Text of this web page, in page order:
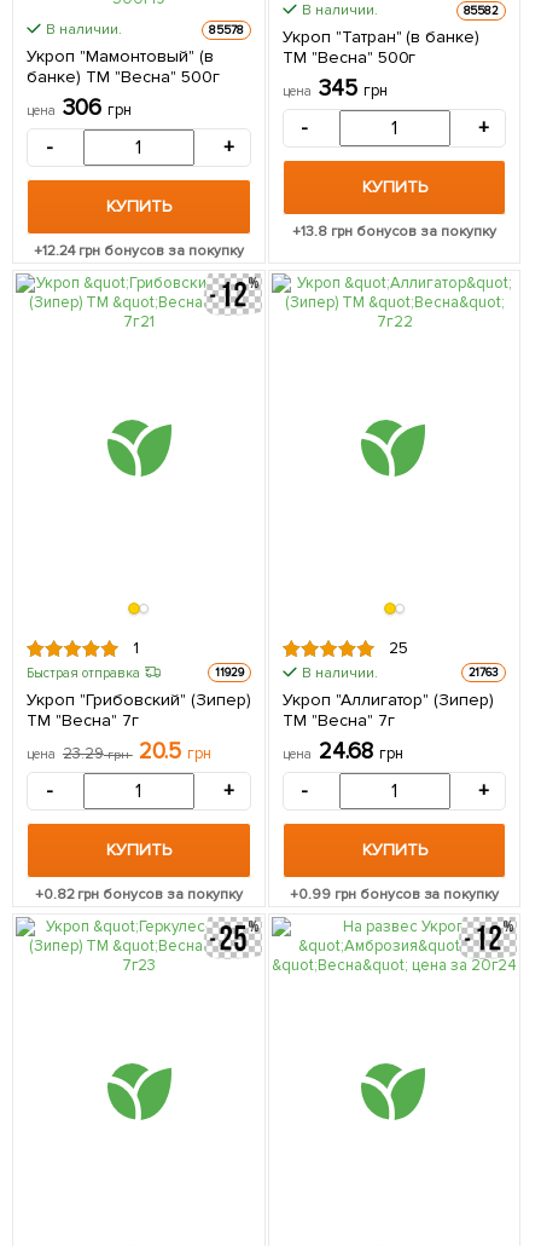
В наличии. 85578
Укроп "Мамонтовый" (в
банке) ТМ "Весна" 500г
цена 306 грн
- +
КУПИТЬ
+12.24грн бонусов за покупку
В наличии. 85582
Укроп "Татран" (в банке)
ТМ "Весна" 500г
цена 345 грн
- +
КУПИТЬ
+13.8 грн бонусов за покупку
1
Быстрая отправка 11929
Укроп "Грибовский" (Зипер)
ТМ "Весна" 7г
цена 23.29грн 20.5 грн
- +
КУПИТЬ
+0.82грн бонусов за покупку
25
В наличии. 21763
Укроп "Аллигатор" (Зипер)
ТМ "Весна" 7г
цена 24.68 грн
- +
КУПИТЬ
+0.99грн бонусов за покупку